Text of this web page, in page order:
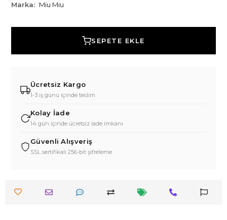
Marka: Miu Miu
SEPETE EKLE
Ücretsiz Kargo
1-3 iş günü içinde teslim
Kolay İade
14 gün içinde ücretsiz iade imkanı
Güvenli Alışveriş
SSL sertifikalı 256-bit şifreleme